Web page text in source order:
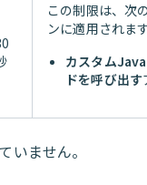
この制限は、次
ンに適用されま
カスタム
ドを呼び出す
いません。